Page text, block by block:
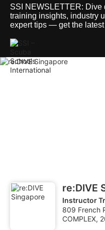
SSI NEWSLETTER: Dive
training insights, industry
expert tips — get the latest
re:DIVE
Instructor
809 French
COMPLEX,